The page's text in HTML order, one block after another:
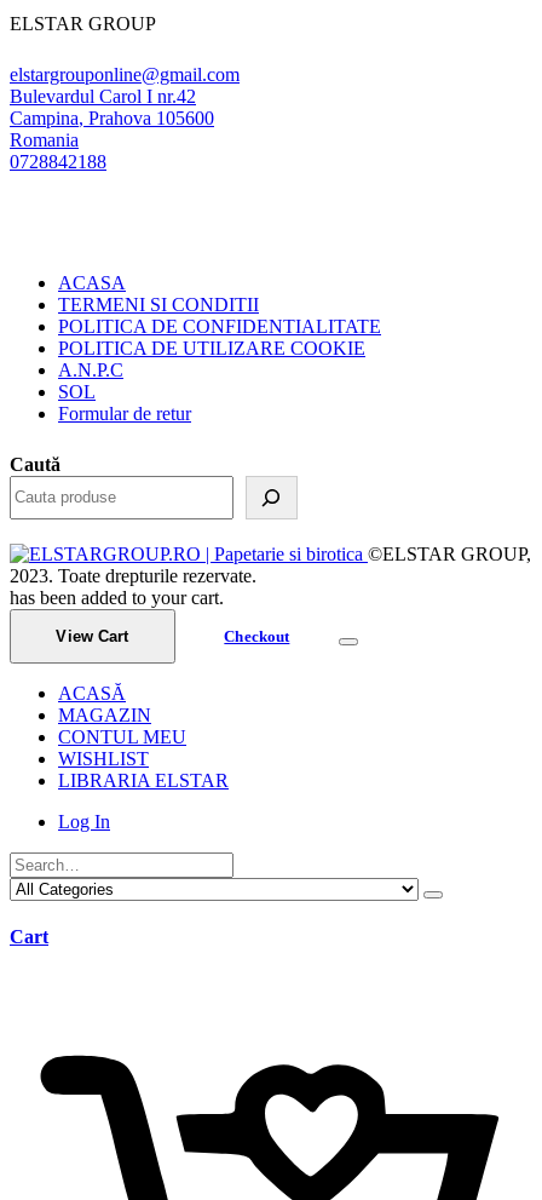
ELSTAR GROUP
elstargrouponline@gmail.com
Bulevardul Carol I nr.42
Campina, Prahova 105600
Romania
0728842188
ACASA
TERMENI SI CONDITII
POLITICA DE CONFIDENTIALITATE
POLITICA DE UTILIZARE COOKIE
A.N.P.C
SOL
Formular de retur
Caută
©ELSTAR GROUP,
2023. Toate drepturile rezervate.
has been added to your cart.
View Cart Checkout
ACASĂ
MAGAZIN
CONTUL MEU
WISHLIST
LIBRARIA ELSTAR
Log In
Cart